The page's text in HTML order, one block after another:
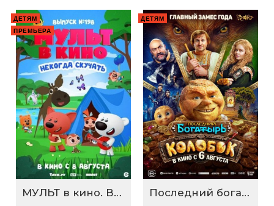
ДЕТЯМ
ПРЕМЬЕРА
МУЛЬТ в кино. Выпуск №198. Некогда скучать
ДЕТЯМ
Последний богатырь. Колобок